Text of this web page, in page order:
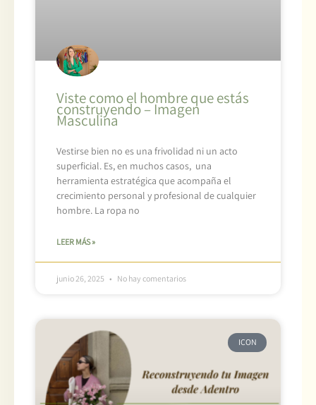
Viste como el hombre que estás
construyendo – Imagen
Masculina
Vestirse bien no es una frivolidad ni un acto
superficial. Es, en muchos casos, una
herramienta estratégica que acompaña el
crecimiento personal y profesional de cualquier
hombre. La ropa no
LEER MÁS »
junio 26, 2025 No hay comentarios
ICON